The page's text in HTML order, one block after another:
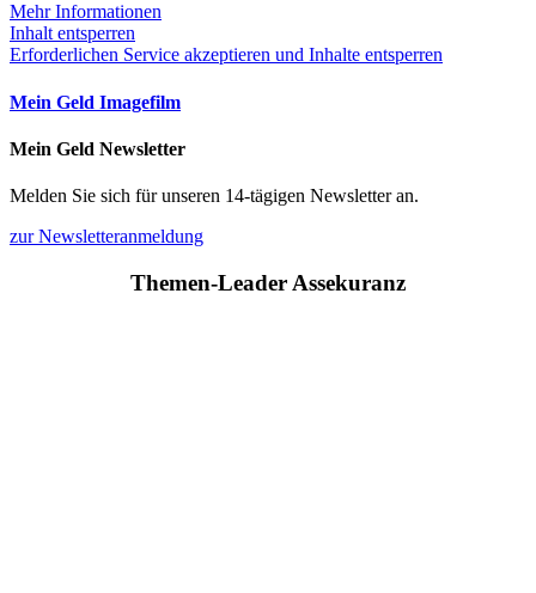
Mehr Informationen
Inhalt entsperren
Erforderlichen Service akzeptieren und Inhalte entsperren
Mein Geld Imagefilm
Mein Geld Newsletter
Melden Sie sich für unseren 14-tägigen Newsletter an.
zur Newsletteranmeldung
Themen-Leader Assekuranz